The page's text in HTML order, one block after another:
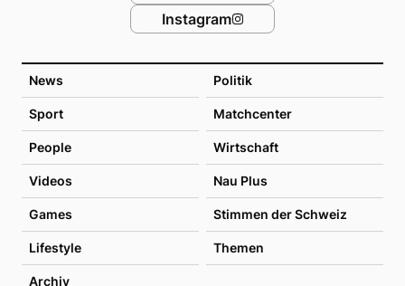
News Politik
Sport Matchcenter
People Wirtschaft
Videos Nau Plus
Games Stimmen der Schweiz
Lifestyle Themen
Archiv
Instagram